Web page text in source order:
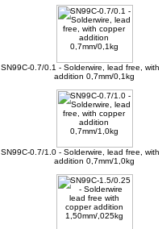
SN99C-0.7/0.1 - Solderwire, lead free, with
addition 0,7mm/0,1kg
SN99C-0.7/1.0 - Solderwire, lead free, with
addition 0,7mm/1,0kg